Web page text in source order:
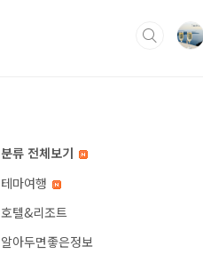
분류 전체보기
테마여행
호텔&리조트
알아두면좋은정보